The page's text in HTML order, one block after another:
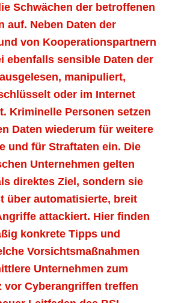
Schwächen der betroffenen
auf. Neben Daten der
von Kooperationspartnern
ebenfalls sensible Daten der
manipuliert,
oder im Internet
Kriminelle Personen setzen
Daten wiederum für weitere
und für Straftaten ein. Die
Unternehmen gelten
direktes Ziel, sondern sie
über automatisierte, breit
attackiert. Hier finden
konkrete Tipps und
Vorsichtsmaßnahmen
Unternehmen zum
vor Cyberangriffen treffen